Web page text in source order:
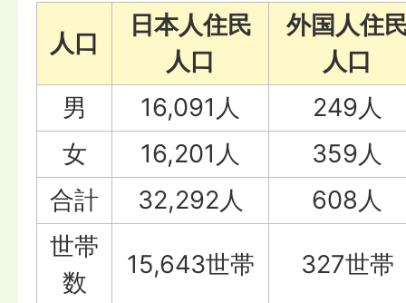
人口
日本人住民
人口
外国人住
人口
男
16,091人
249人
女
16,201人
359人
合計
32,292人
608人
世帯
数
15,643世帯 327世帯